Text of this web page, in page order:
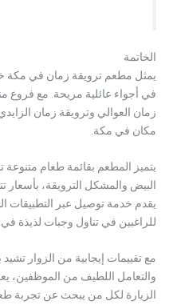
الخاتمة
يمثل مطعم ترويقة زمان في مكة
في أجواء عائلية مريحة. مع فروع
زمان العوالي وترويقة زمان
مكان في مكة.
يتميز المطعم بقائمة طعام
البيض والمشكل الترويقة، بأسعار
يقدم خدمة توصيل عبر التطبيقات
للراغبين في تناول وجبات لذيذة في
مع تقييمات إيجابية من الزوار
والتعامل اللطيف من الموظفين،
الزيارة لكل من يبحث عن تجربة